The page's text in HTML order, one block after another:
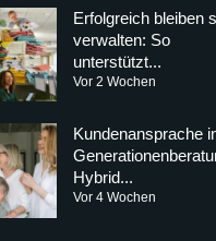
Erfolgreich bleiben
verwalten: So
unterstützt...
Vor 2 Wochen
Kundenansprache
Hybrid...
Vor 4 Wochen